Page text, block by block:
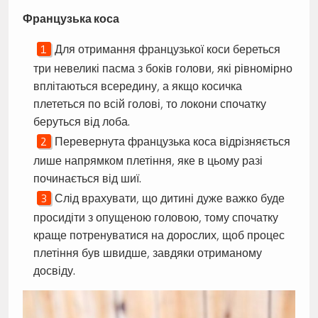
Французька коса
Для отримання французької коси береться
три невеликі пасма з боків голови, які рівномірно
вплітаються всередину, а якщо косичка
плететься по всій голові, то локони спочатку
беруться від лоба.
Перевернута французька коса відрізняється
лише напрямком плетіння, яке в цьому разі
починається від шиї.
Слід врахувати, що дитині дуже важко буде
просидіти з опущеною головою, тому спочатку
краще потренуватися на дорослих, щоб процес
плетіння був швидше, завдяки отриманому
досвіду.